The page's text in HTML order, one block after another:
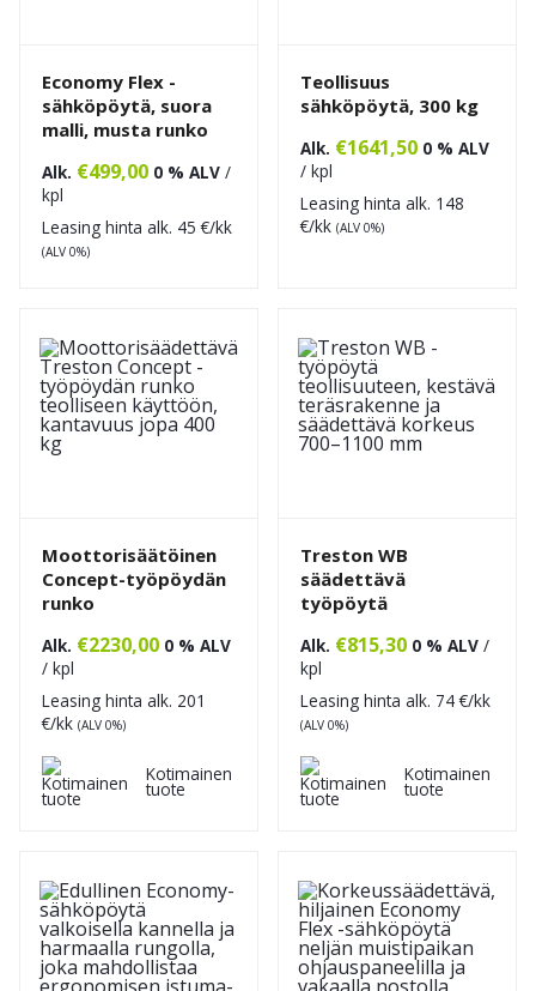
Economy Flex -
sähköpöytä, suora
malli, musta runko
Alk. €499,00 0 % ALV /
kpl
Leasing hinta alk. 45 €/kk
(ALV 0%)
Teollisuus
sähköpöytä, 300 kg
Alk. €1641,50 0 % ALV
/ kpl
Leasing hinta alk. 148
€/kk (ALV 0%)
Moottorisäätöinen
Concept-työpöydän
runko
Alk. €2230,00 0 % ALV
/ kpl
Leasing hinta alk. 201
€/kk (ALV 0%)
Kotimainen
tuote
Treston WB
säädettävä
työpöytä
Alk. €815,30 0 % ALV /
kpl
Leasing hinta alk. 74€/kk
(ALV 0%)
Kotimainen
tuote